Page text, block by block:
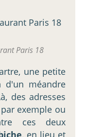
Paris 18
une petite
d'un méandre
des adresses
exemple ou
ces deux
, en lieu et